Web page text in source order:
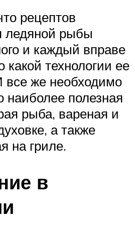
рецептов
ледяной рыбы
и каждый вправе
технологии ее
все же необходимо
наиболее полезная
рыба, вареная и
а также
на гриле.
в